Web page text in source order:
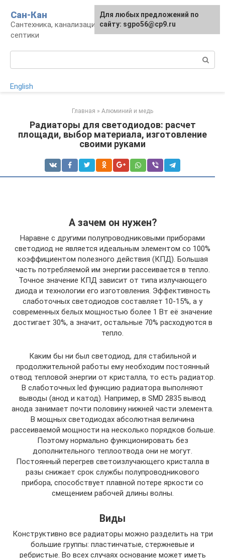
контенту
Сан-Кан
Сантехника, канализация, водопровод,
септики
English
Главная » Алюминий и медь
Радиаторы для светодиодов: расчет
площади, выбор материала, изготовление
своими руками
А зачем он нужен?
Наравне с другими полупроводниковыми приборами
светодиод не является идеальным элементом со 100%
коэффициентом полезного действия (КПД). Большая
часть потребляемой им энергии рассеивается в тепло.
Точное значение КПД зависит от типа излучающего
диода и технологии его изготовления. Эффективность
слаботочных светодиодов составляет 10-15%, а у
современных белых мощностью более 1 Вт её значение
достигает 30%, а значит, остальные 70% расходуются в
тепло.
Каким бы ни был светодиод, для стабильной и
продолжительной работы ему необходим постоянный
отвод тепловой энергии от кристалла, то есть радиатор.
В слаботочных led функцию радиатора выполняют
выводы (анод и катод). Например, в SMD 2835 вывод
анода занимает почти половину нижней части элемента.
В мощных светодиодах абсолютная величина
рассеиваемой мощности на несколько порядков больше.
Поэтому нормально функционировать без
дополнительного теплоотвода они не могут.
Постоянный перегрев светоизлучающего кристалла в
разы снижает срок службы полупроводникового
прибора, способствует плавной потере яркости со
смещением рабочей длины волны.
Виды
Конструктивно все радиаторы можно разделить на три
большие группы: пластинчатые, стержневые и
ребристые. Во всех случаях основание может иметь
Для любых предложений по
сайту: sgpo56@cp9.ru